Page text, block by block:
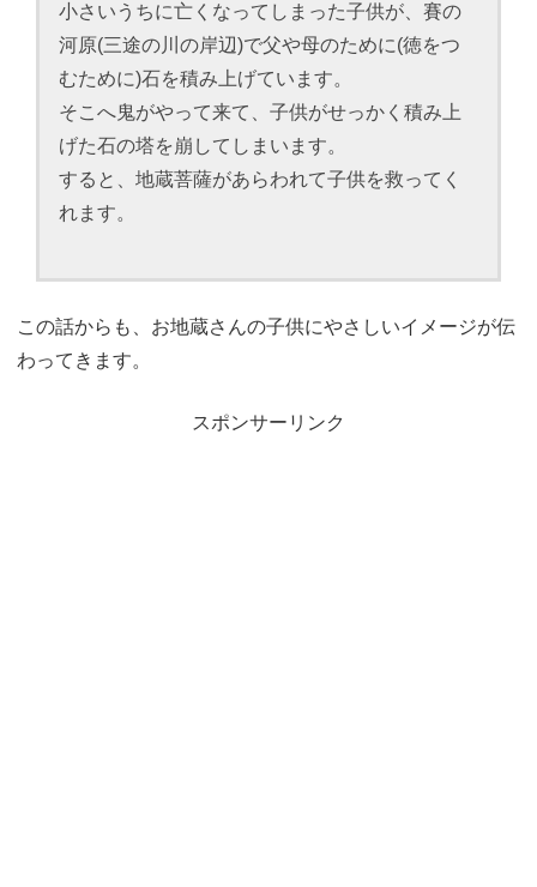
小さいうちに亡くなってしまった子供が、賽の
河原(三途の川の岸辺)で父や母のために(徳をつ
むために)石を積み上げています。
そこへ鬼がやって来て、子供がせっかく積み上
げた石の塔を崩してしまいます。
すると、地蔵菩薩があらわれて子供を救ってく
れます。
この話からも、お地蔵さんの子供にやさしいイメージが伝
わってきます。
スポンサーリンク